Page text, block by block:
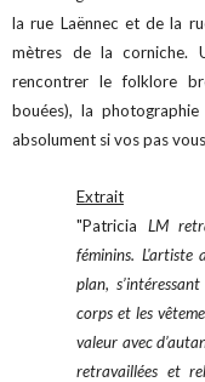
la rue Laënnec et de la
mètres de la corniche.
rencontrer le folklore
bouées), la
absolument si vos pas
Extrait
"Patricia LM
féminins.
plan,
corps et les
valeur avec
retravaillées et